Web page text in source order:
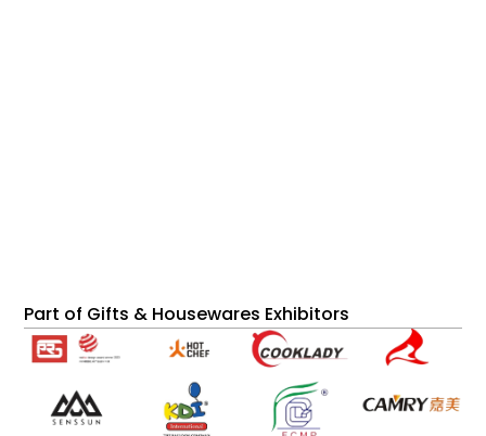
Part of Gifts & Housewares Exhibitors